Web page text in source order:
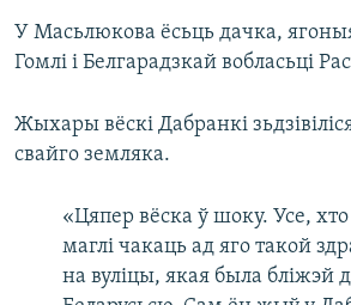
У Масьлюкова ёсьць дачка,
Гомлі і Белгарадзкай вобласьці
Жыхары вёскі Дабранкі
свайго земляка.
«Цяпер вёска ў шоку. Усе, хто
маглі чакаць ад яго такой
на вуліцы, якая была бліжэй